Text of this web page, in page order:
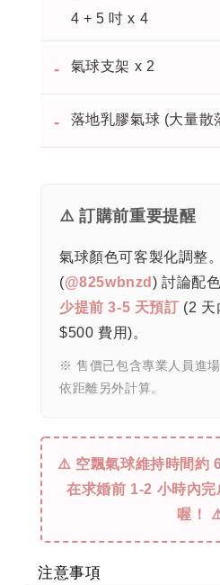
4 + 5 吋 x 4
- 氣球支架 x 2
- 落地乳膠氣球 (大量散
⚠️ 訂購前重要提醒
氣球顏色可客製化調整
(@825wbnzd) 討論配
少提前 3-5 天預訂 (2 天
$500 費用)。
※ 售價已包含專業人員進
依距離另外計算。
⚠️ 空飄氣球維持時間約
在求婚前 1-2 小時內
喔！
注意事項